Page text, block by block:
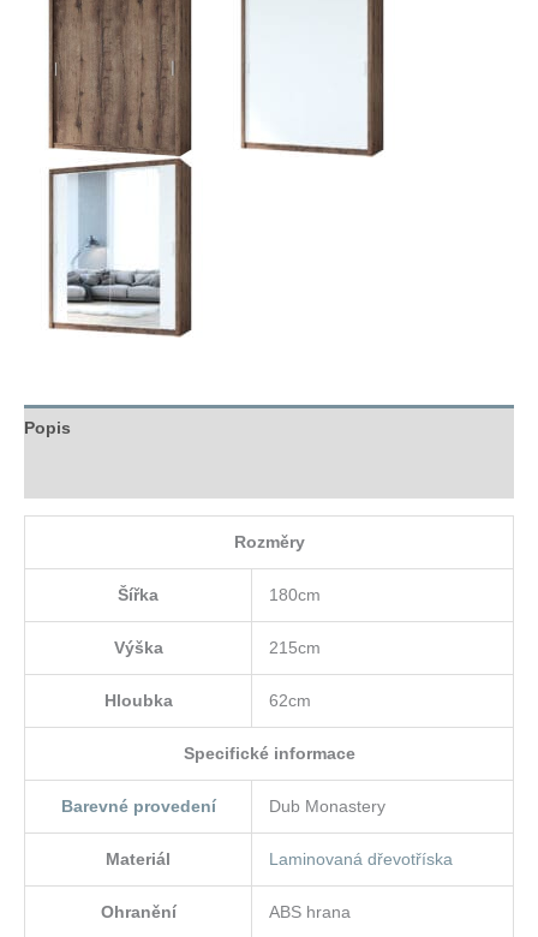
Popis
Rozměry
Šířka 180cm
Výška 215cm
Hloubka 62cm
Specifické informace
Barevné provedení Dub Monastery
Materiál Laminovaná dřevotříska
Ohranění ABS hrana